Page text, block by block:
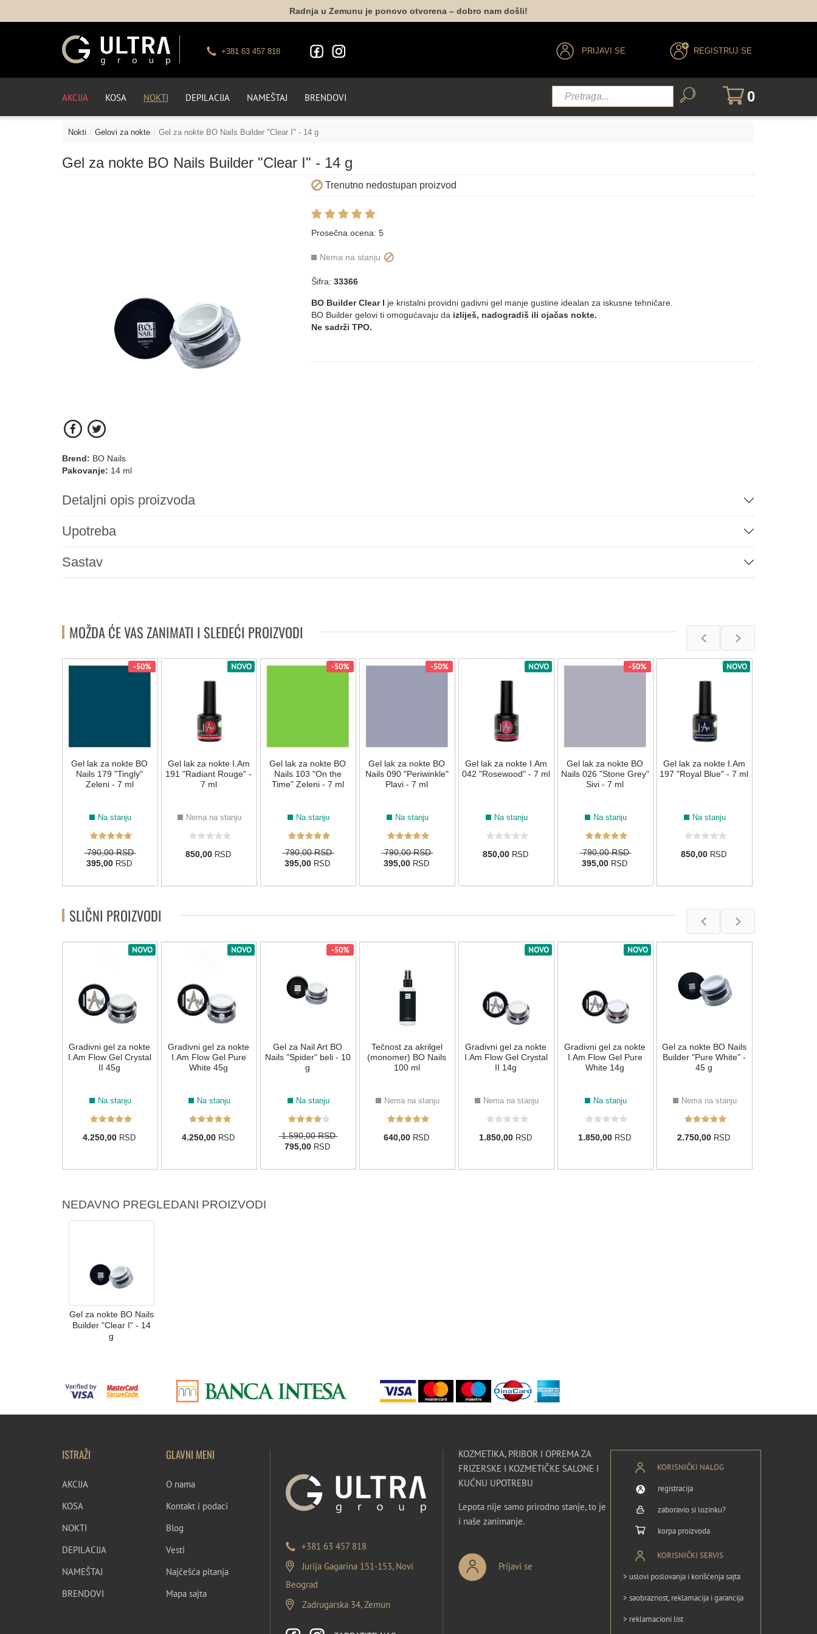
Radnja u Zemunu je ponovo otvorena – dobro nam došli!
+381 63 457 818 PRIJAVI SE REGISTRUJ SE
AKCIJA KOSA NOKTI DEPILACIJA NAMEŠTAJ BRENDOVI 0
Nokti Gelovi za nokte Gel za nokte BO Nails Builder "Clear I" - 14 g
Gel za nokte BO Nails Builder "Clear I" - 14 g
Trenutno nedostupan proizvod
Prosečna ocena:5
Nema na stanju
Šifra:33366
BO Builder Clear I je kristalni providni gadivni gel manje gustine idealan za iskusne tehničare.
BO Builder gelovi ti omogućavaju da izliješ, nadogradiš ili ojačas nokte.
Ne sadrži TPO.
Brend: BO Nails
Pakovanje: 14 ml
Detaljni opis proizvoda
Upotreba
Sastav
MOŽDA ĆE VAS ZANIMATI I SLEDEĆI PROIZVODI
-50%
Gel lak za nokte BO
Nails 179 "Tingly"
Zeleni - 7 ml
Na stanju
790,00 RSD
395,00 RSD
NOVO
Gel lak za nokte I.Am
191 "Radiant Rouge" -
7 ml
Nema na stanju
850,00 RSD
-50%
Gel lak za nokte BO
Nails 103 "On the
Time" Zeleni - 7 ml
Na stanju
790,00 RSD
395,00 RSD
-50%
Gel lak za nokte BO
Nails 090 "Periwinkle"
Plavi - 7 ml
Na stanju
790,00 RSD
395,00 RSD
NOVO
Gel lak za nokte I.Am
042 "Rosewood" - 7 ml
Na stanju
850,00 RSD
-50%
Gel lak za nokte BO
Nails 026 "Stone Grey"
Sivi - 7 ml
Na stanju
790,00 RSD
395,00 RSD
NOVO
Gel lak za nokte I.Am
197 "Royal Blue" - 7 ml
Na stanju
850,00 RSD
SLIČNI PROIZVODI
NOVO
Gradivni gel za nokte
I.Am Flow Gel Crystal
II 45g
Na stanju
4.250,00 RSD
NOVO
Gradivni gel za nokte
I.Am Flow Gel Pure
White 45g
Na stanju
4.250,00 RSD
-50%
Gel za Nail Art BO
Nails "Spider" beli - 10
g
Na stanju
1.590,00 RSD
795,00 RSD
Tečnost za akrilgel
(monomer) BO Nails
100 ml
Nema na stanju
640,00 RSD
NOVO
Gradivni gel za nokte
I.Am Flow Gel Crystal
II 14g
Nema na stanju
1.850,00 RSD
NOVO
Gradivni gel za nokte
I.Am Flow Gel Pure
White 14g
Na stanju
1.850,00 RSD
Gel za nokte BO Nails
Builder "Pure White" -
45 g
Nema na stanju
2.750,00 RSD
NEDAVNO PREGLEDANI PROIZVODI
Gel za nokte BO Nails
Builder "Clear I" - 14
g
ISTRAŽI
AKCIJA
KOSA
NOKTI
DEPILACIJA
NAMEŠTAJ
BRENDOVI
GLAVNI MENI
O nama
Kontakt i podaci
Blog
Vesti
Najčešća pitanja
Mapa sajta
+381 63 457 818
Jurija Gagarina 151-153, Novi
Beograd
Zadrugarska 34, Zemun
KOZMETIKA, PRIBOR I OPREMA ZA
FRIZERSKE I KOZMETIČKE SALONE I
KUĆNU UPOTREBU
Lepota nije samo prirodno stanje, to je
i naše zanimanje.
Prijavi se
KORISNIČKI NALOG
registracija
zaboravio si lozinku?
korpa proizvoda
KORISNIČKI SERVIS
> uslovi poslovanja i korišćenja sajta
> saobraznost, reklamacija i garancija
> reklamacioni list